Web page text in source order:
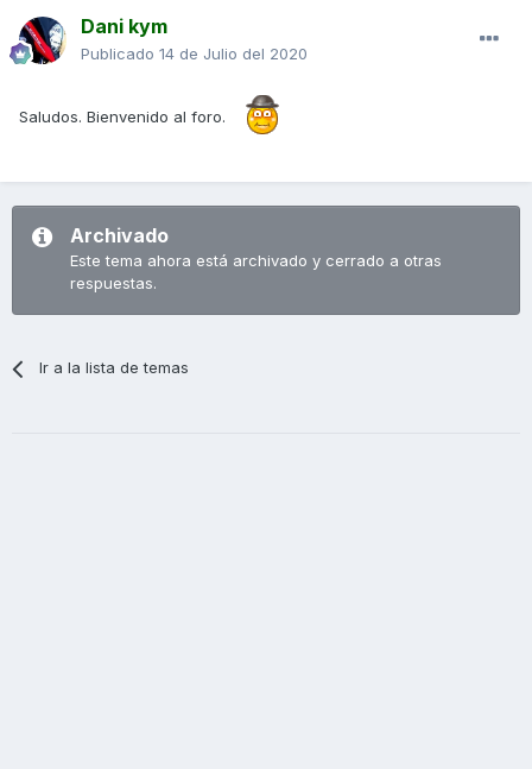
Dani kym
Publicado 14 de Julio del 2020
Saludos. Bienvenido al foro.
Archivado
Este tema ahora está archivado y cerrado a otras
respuestas.
Ir a la lista de temas